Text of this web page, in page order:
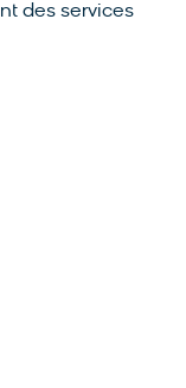
des services